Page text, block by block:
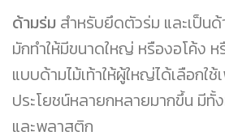
ด้ามร่ม สำหรับยึดตัวร่ม และเป็น
มักทำให้มีขนาดใหญ่ หรืองอโค้ง
แบบด้ามไม้เท้าให้ผู้ใหญ่ได้เลือกใ
ประโยชน์หลายกหลายมากขึ้น มีทั้
และพลาสติก